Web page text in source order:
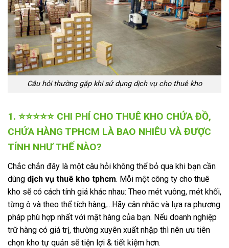
Câu hỏi thường gặp khi sử dụng dịch vụ cho thuê kho
1. ⭐⭐⭐⭐⭐ CHI PHÍ CHO THUÊ KHO CHỨA ĐỒ,
CHỨA HÀNG TPHCM LÀ BAO NHIÊU VÀ ĐƯỢC
TÍNH NHƯ THẾ NÀO?
Chắc chắn đây là một câu hỏi không thể bỏ qua khi bạn cần
dùng dịch vụ thuê kho tphcm. Mỗi một công ty cho thuê
kho sẽ có cách tính giá khác nhau: Theo mét vuông, mét khối,
từng ô và theo thể tích hàng,…Hãy cân nhắc và lựa ra phương
pháp phù hợp nhất với mặt hàng của bạn. Nếu doanh nghiệp
trữ hàng có giá trị, thường xuyên xuất nhập thì nên ưu tiên
chọn kho tự quản sẽ tiện lợi & tiết kiệm hơn.